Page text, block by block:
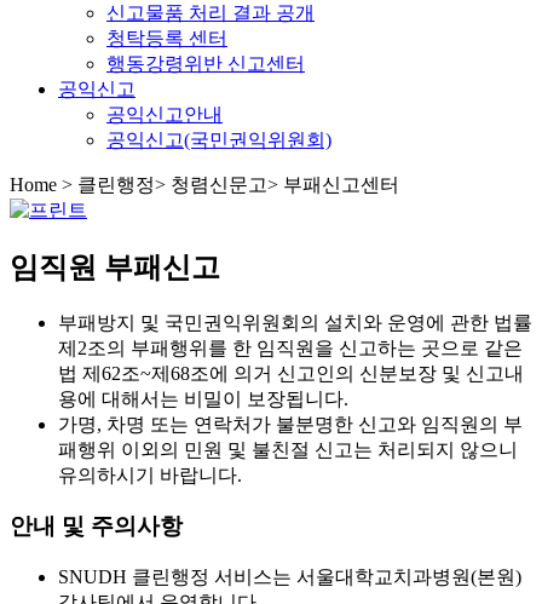
신고물품 처리 결과 공개
청탁등록 센터
행동강령위반 신고센터
공익신고
공익신고안내
공익신고(국민권익위원회)
Home > 클린행정> 청렴신문고> 부패신고센터
임직원 부패신고
부패방지 및 국민권익위원회의 설치와 운영에 관한 법률
제2조의 부패행위를 한 임직원을 신고하는 곳으로 같은
법 제62조~제68조에 의거 신고인의 신분보장 및 신고내
용에 대해서는 비밀이 보장됩니다.
가명, 차명 또는 연락처가 불분명한 신고와 임직원의 부
패행위 이외의 민원 및 불친절 신고는 처리되지 않으니
유의하시기 바랍니다.
안내 및 주의사항
SNUDH 클린행정 서비스는 서울대학교치과병원(본원)